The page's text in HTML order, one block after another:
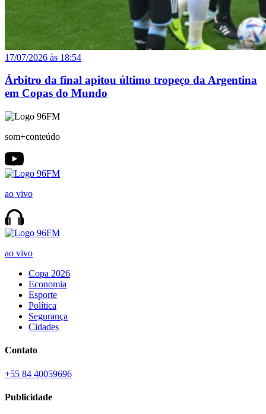
17/07/2026 às 18:54
Árbitro da final apitou último tropeço da Argentina
em Copas do Mundo
som+conteúdo
ao vivo
ao vivo
Copa 2026
Economia
Esporte
Política
Segurança
Cidades
Contato
+55 84 40059696
Publicidade